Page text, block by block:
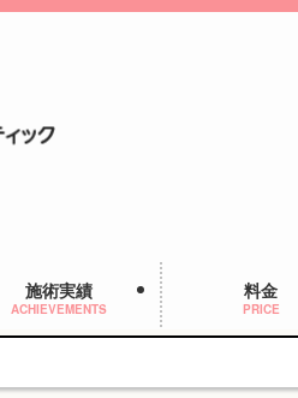
施術実績
ACHIEVEMENTS
料金
PRICE